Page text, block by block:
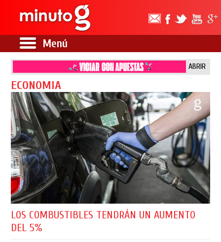
Menú
ABRIR
ECONOMIA
LOS COMBUSTIBLES TENDRÁN UN AUMENTO
DEL 5%